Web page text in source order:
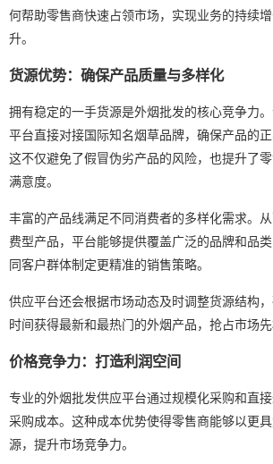
何帮助零售商快速占领市场，实现业务的持续
升。
货源优势：确保产品质量与多样化
拥有稳定的一手货源是外烟批发的核心竞争力
平台直接对接国际知名烟草品牌，确保产品的正
这不仅避免了假冒伪劣产品的风险，也提升了
满意度。
丰富的产品线满足不同消费者的多样化需求。
费型产品，平台能够提供覆盖广泛的品牌和品
同客户群体制定更精准的销售策略。
供应平台还会根据市场动态及时调整货源结构
时间获得最新和最热门的外烟产品，抢占市场先
价格竞争力：打造利润空间
专业的外烟批发供应平台通过规模化采购和直
采购成本。这种成本优势使得零售商能够以更
源，提升市场竞争力。